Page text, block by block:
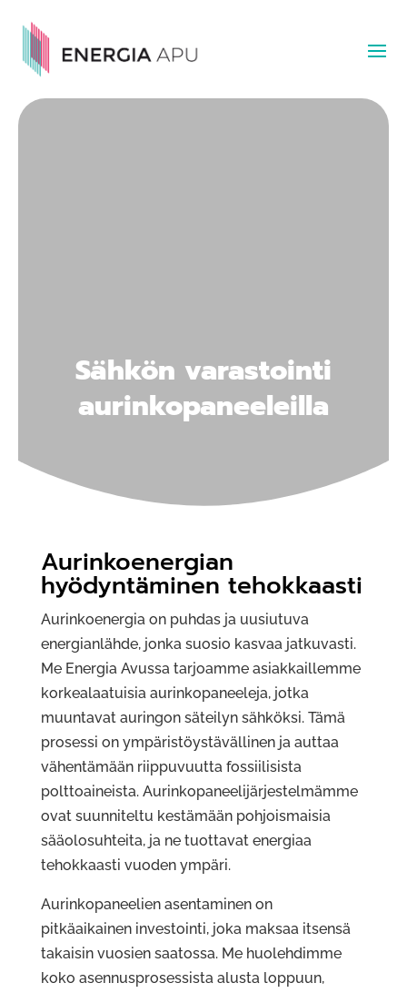
Sähkön varastointi
aurinkopaneeleilla
Aurinkoenergian
hyödyntäminen tehokkaasti
Aurinkoenergia on puhdas ja uusiutuva
energianlähde, jonka suosio kasvaa jatkuvasti.
Me Energia Avussa tarjoamme asiakkaillemme
korkealaatuisia aurinkopaneeleja, jotka
muuntavat auringon säteilyn sähköksi. Tämä
prosessi on ympäristöystävällinen ja auttaa
vähentämään riippuvuutta fossiilisista
polttoaineista. Aurinkopaneelijärjestelmämme
ovat suunniteltu kestämään pohjoismaisia
sääolosuhteita, ja ne tuottavat energiaa
tehokkaasti vuoden ympäri.
Aurinkopaneelien asentaminen on
pitkäaikainen investointi, joka maksaa itsensä
takaisin vuosien saatossa. Me huolehdimme
koko asennusprosessista alusta loppuun,